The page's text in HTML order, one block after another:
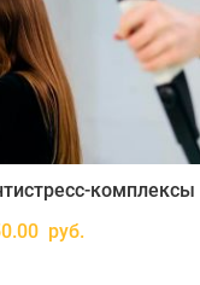
комплексы
руб.